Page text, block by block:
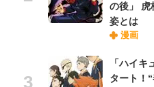
の後」 虎
姿とは
漫画
「ハイ
タート！